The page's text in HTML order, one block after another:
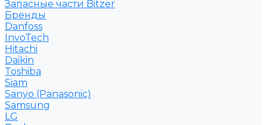
Запасные части Bitzer
Бренды
Danfoss
InvoTech
Hitachi
Daikin
Toshiba
Siam
Sanyo (Panasonic)
Samsung
LG